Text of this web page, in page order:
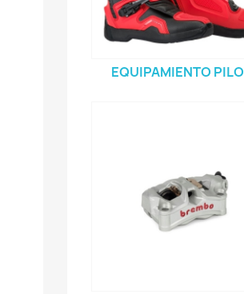
EQUIPAMIENTO